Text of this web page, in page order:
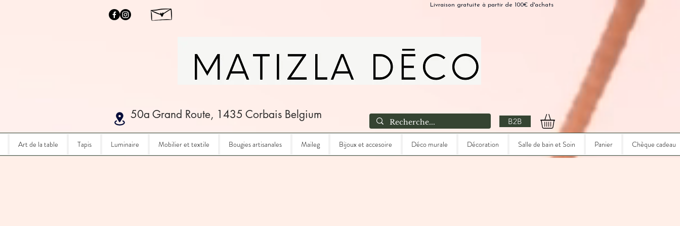
Livraison gratuite à partir de 100€ d'achats
50a Grand Route, 1435 Corbais Belgium
B2B
Art de la table Tapis Luminaire Mobilier et textile Bougies artisanales Maileg Bijoux et accesoire Déco murale Décoration Salle de bain et Soin Panier Chèque cadeau